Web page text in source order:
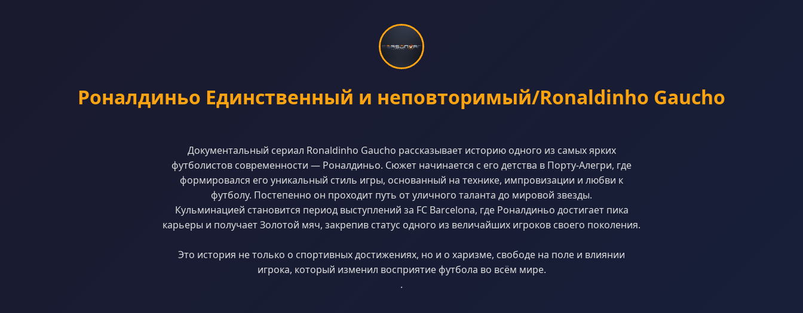
Роналдиньо Единственный и неповторимый/Ronaldinho Gaucho
Документальный сериал Ronaldinho Gaucho рассказывает историю одного из самых ярких
футболистов современности — Роналдиньо. Сюжет начинается с его детства в Порту-Алегри, где
формировался его уникальный стиль игры, основанный на технике, импровизации и любви к
футболу. Постепенно он проходит путь от уличного таланта до мировой звезды.
Кульминацией становится период выступлений за FC Barcelona, где Роналдиньо достигает пика
карьеры и получает Золотой мяч, закрепив статус одного из величайших игроков своего поколения.
Это история не только о спортивных достижениях, но и о харизме, свободе на поле и влиянии
игрока, который изменил восприятие футбола во всём мире.
.